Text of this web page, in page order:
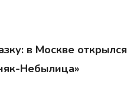
в Москве
Небылица»